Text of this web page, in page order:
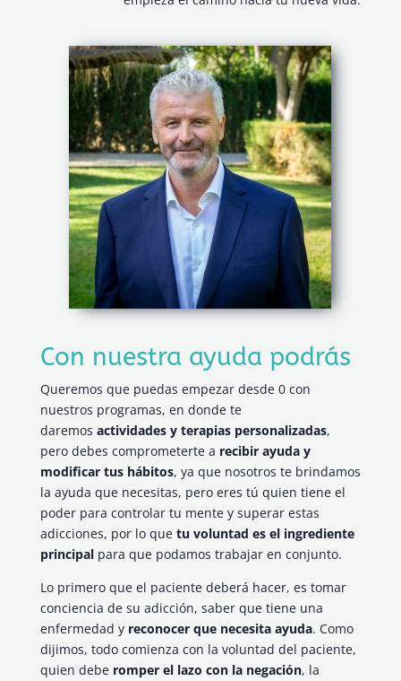
Con nuestra ayuda podrás
Queremos que puedas empezar desde 0 con
nuestros programas, en donde te
daremos actividades y terapias personalizadas,
pero debes comprometerte a recibir ayuda y
modificar tus hábitos, ya que nosotros te brindamos
la ayuda que necesitas, pero eres tú quien tiene el
poder para controlar tu mente y superar estas
adicciones, por lo que tu voluntad es el ingrediente
principalpara que podamos trabajar en conjunto.
Lo primero que el paciente deberá hacer, es tomar
conciencia de su adicción, saber que tiene una
enfermedad y reconocer que necesita ayuda. Como
dijimos, todo comienza con la voluntad del paciente,
quien debe romper el lazo con la negación, la